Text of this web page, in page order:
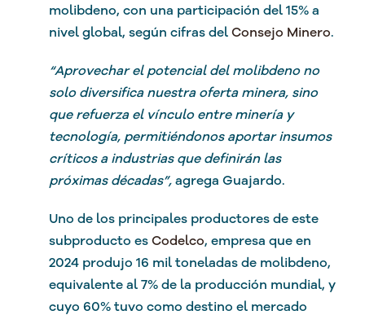
molibdeno, con una participación del15% a
nivel global, según cifras del Consejo Minero.
“Aprovechar el potencial del molibdeno no
solo diversifica nuestra oferta minera, sino
que refuerza el vínculo entre minería y
tecnología, permitiéndonos aportar insumos
críticos a industrias que definirán las
próximas décadas”,agrega Guajardo.
Uno de los principales productores de este
subproducto es Codelco, empresa que en
2024 produjo 16 mil toneladas de molibdeno,
equivalente al 7% de la producción mundial, y
cuyo 60% tuvo como destino el mercado